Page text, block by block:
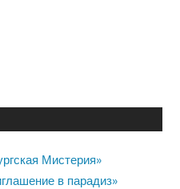
Мистерия»
в парадиз»